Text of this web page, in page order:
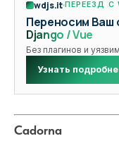
wdjs.it ПЕРЕЕЗД С
Переносим Ваш
Django / Vue
Без плагинов и
Узнать
Cadorna